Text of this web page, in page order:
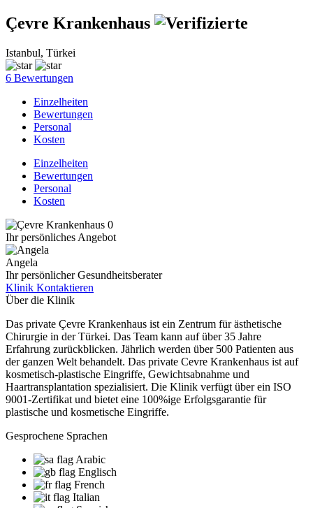
Çevre Krankenhaus
Istanbul, Türkei
6 Bewertungen
Einzelheiten
Bewertungen
Personal
Kosten
Einzelheiten
Bewertungen
Personal
Kosten
Ihr persönliches Angebot
Angela
Ihr persönlicher Gesundheitsberater
Klinik Kontaktieren
Über die Klinik
Das private Çevre Krankenhaus ist ein Zentrum für ästhetische
Chirurgie in der Türkei. Das Team kann auf über 35 Jahre
Erfahrung zurückblicken. Jährlich werden über 500 Patienten aus
der ganzen Welt behandelt. Das private Cevre Krankenhaus ist auf
kosmetisch-plastische Eingriffe, Gewichtsabnahme und
Haartransplantation spezialisiert. Die Klinik verfügt über ein ISO
9001-Zertifikat und bietet eine 100%ige Erfolgsgarantie für
plastische und kosmetische Eingriffe.
Gesprochene Sprachen
Arabic
Englisch
French
Italian